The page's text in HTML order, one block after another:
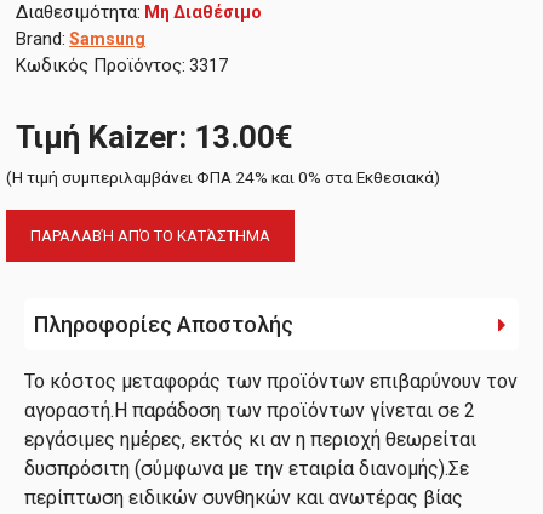
Διαθεσιμότητα: Μη Διαθέσιμο
Brand: Samsung
Κωδικός Προϊόντος: 3317
ΠΑΡΑΛΑΒΉ ΑΠΌ ΤΟ ΚΑΤΆΣΤΗΜΑ
Τιμή Kaizer: 13.00€
(H τιμή συμπεριλαμβάνει ΦΠΑ 24% και 0% στα Εκθεσιακά)
Πληροφορίες Αποστολής
Το κόστος μεταφοράς των προϊόντων επιβαρύνουν τον
αγοραστή.Η παράδοση των προϊόντων γίνεται σε 2
εργάσιμες ημέρες, εκτός κι αν η περιοχή θεωρείται
δυσπρόσιτη (σύμφωνα με την εταιρία διανομής).Σε
περίπτωση ειδικών συνθηκών και ανωτέρας βίας